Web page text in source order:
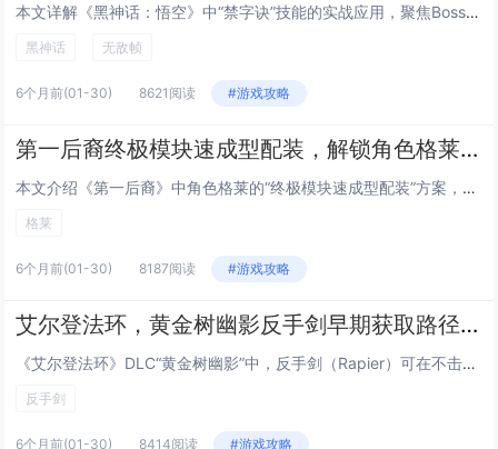
本文详解《黑神话：悟空》中“禁字诀”技能的实战应用，聚焦Boss战中的无敌帧机制，通过逐帧分析，指出禁字诀在释放瞬间（第...
黑神话 无敌帧
6个月前(01-30) 8621阅读 #游戏攻略
第一后裔终极模块速成型配装，解锁角色格莱后的低成本毕业Build方案
本文介绍《第一后裔》中角色格莱的“终极模块速成型配装”方案，主打低成本、高效率达成毕业强度，该Build围绕格莱的高机动...
格莱
6个月前(01-30) 8187阅读 #游戏攻略
艾尔登法环，黄金树幽影反手剑早期获取路径，无需击败Boss，10分钟跑图拿到DLC强力武器
《艾尔登法环》DLC“黄金树幽影”中，反手剑（Rapier）可在不击败任何Boss的前提下，通过约10分钟的高效跑图流程...
反手剑
6个月前(01-30) 8414阅读 #游戏攻略